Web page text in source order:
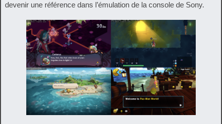
devenir une référence dans l’émulation de la console de Sony.